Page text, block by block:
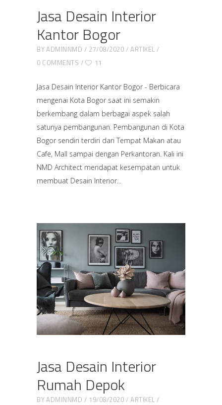
Jasa Desain Interior
Kantor Bogor
BYADMINNMD 27/08/2020
ARTIKEL
0 COMMENTS
11
Jasa Desain Interior Kantor Bogor - Berbicara
mengenai Kota Bogor saat ini semakin
berkembang dalam berbagai aspek salah
satunya pembangunan. Pembangunan di Kota
Bogor sendiri terdiri dari Tempat Makan atau
Cafe, Mall sampai dengan Perkantoran. Kali ini
NMD Architect mendapat kesempatan untuk
membuat Desain Interior
Jasa Desain Interior
Rumah Depok
BYADMINNMD 19/08/2020
ARTIKEL